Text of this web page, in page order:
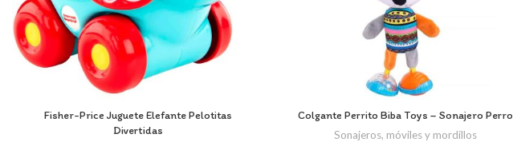
Fisher-Price Juguete Elefante Pelotitas
Divertidas
Colgante Perrito Biba Toys – Sonajero Perro
Sonajeros, móviles y mordillos